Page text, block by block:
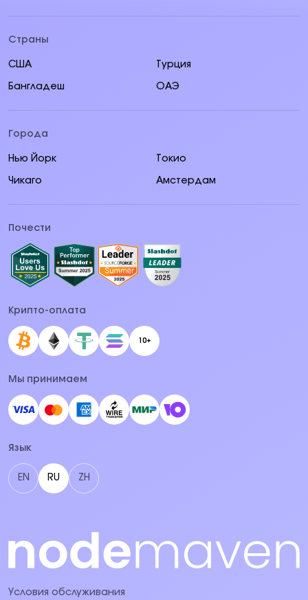
Страны
США Турция
Бангладеш ОАЭ
Города
Нью Йорк Токио
Чикаго Амстердам
Почести
Крипто-оплата
10+
Мы принимаем
Язык
EN RU ZH
Условия обслуживания